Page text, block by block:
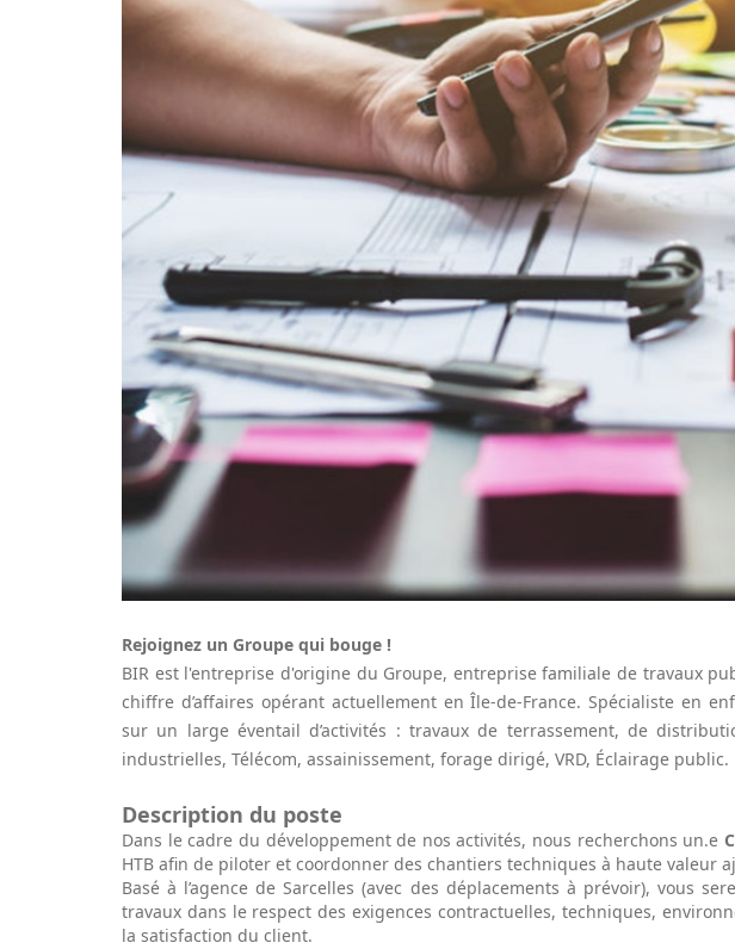
Rejoignez un Groupe qui bouge !
BIR est l'entreprise d'origine du Groupe, entreprise familiale de travaux
chiffre d’affaires opérant actuellement en Île-de-France. Spécialiste en
sur un large éventail d’activités : travaux de terrassement, de
industrielles, Télécom, assainissement, forage dirigé, VRD, Éclairage public.
Description du poste
Dans le cadre du développement de nos activités, nous recherchons un.e
HTB afin de piloter et coordonner des chantiers techniques à haute valeur
Basé à l’agence de Sarcelles (avec des déplacements à prévoir), vous
travaux dans le respect des exigences contractuelles, techniques,
la satisfaction du client.